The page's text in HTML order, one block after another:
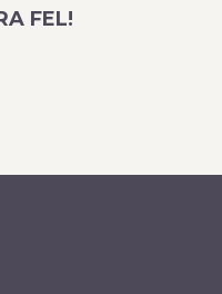
FEL!